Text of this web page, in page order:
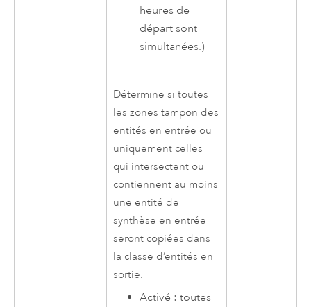
heures de
départ sont
simultanées.)
Détermine si toutes
les zones tampon des
entités en entrée ou
uniquement celles
qui intersectent ou
contiennent au moins
une entité de
synthèse en entrée
seront copiées dans
la classe d’entités en
sortie.
Activé : toutes